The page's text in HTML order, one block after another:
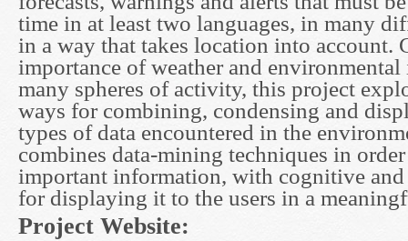
time in at least two languages, in many
in a way that takes location into account.
importance of weather and
many spheres of activity, this project
ways for combining, condensing and
types of data encountered in the
combines data-mining techniques in
important information, with cognitive
for displaying it to the users in a
Project Website: